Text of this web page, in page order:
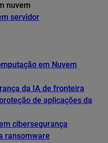
nuvem
servidor
em Nuvem
da IA de fronteira
de aplicações da
cibersegurança
ransomware